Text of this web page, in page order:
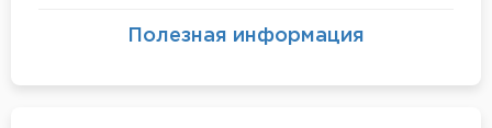
Полезная информация